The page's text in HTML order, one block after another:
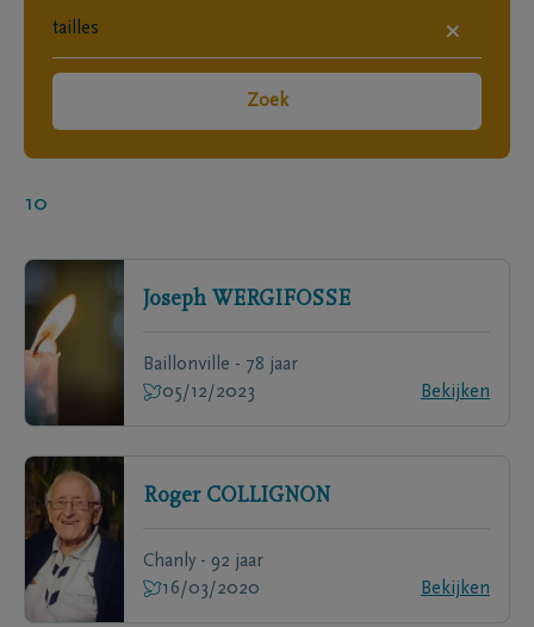
×
Zoek
10
Joseph WERGIFOSSE
Baillonville - 78 jaar
05/12/2023
Bekijken
Roger COLLIGNON
Chanly - 92 jaar
16/03/2020
Bekijken